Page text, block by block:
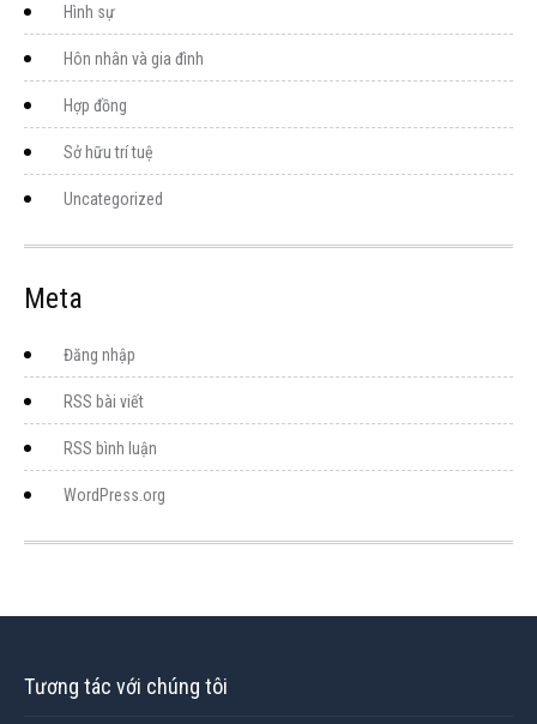
Hình sự
Hôn nhân và gia đình
Hợp đồng
Sở hữu trí tuệ
Uncategorized
Meta
Đăng nhập
RSS bài viết
RSS bình luận
WordPress.org
Tương tác với chúng tôi